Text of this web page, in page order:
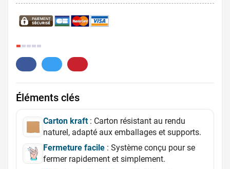
Éléments clés
Carton kraft: Carton résistant au rendu
naturel, adapté aux emballages et supports.
Fermeture facile : Système conçu pour se
fermer rapidement et simplement.